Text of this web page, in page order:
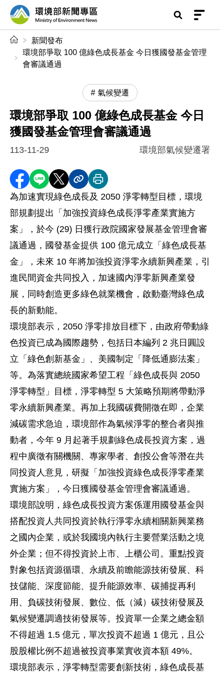
前往中央內容區塊
環境部新聞專區
新聞發布
環境部爭取 100 億綠色成長基金 今日獲國發基金管理
會審議通過
氣候變遷
環境部爭取 100 億綠色成長基金 今日
獲國發基金管理會審議通過
113-11-29 環境部氣候變遷署
分享至 Facebook
分享到 LINE
分享到 X分享內容連結
列印本頁
為加速實現綠色成長及 2050 淨零轉型目標，環境
部規劃提出「加強投資綠色成長淨零產業實施方
案」，於今 (29) 日獲行政院國家發展基金管理會審
議通過，國發基金提供 100 億元成立「綠色成長基
金」，未來 10 年將加強投資淨零永續新興產業，引
進民間資金共同投入，加速國內淨零新興產業發
展，同時創造更多綠色就業機會，啟動臺灣綠色成
長的新動能。
環境部表示，2050 淨零排放目標下，由政府帶動綠
色投資已成為國際趨勢，包括日本編列 2 兆日圓設
立「綠色創新基金」、美國制定「降低通膨法案」
等。為落實總統國家希望工程「綠色成長與 2050
淨零轉型」目標，淨零轉型 5 大策略預期將帶動淨
零永續新興產業。再加上我國碳費開徵在即，企業
減碳需求急迫，環境部作為氣候淨零的整合者與推
動者，今年 9 月起著手規劃綠色成長投資方案，過
程中廣徵有關機關、專家學者、創投公會等潛在共
同投資人意見，研擬「加強投資綠色成長淨零產業
實施方案」，今日獲國發基金管理會審議通過。
環境部說明，綠色成長投資方案係運用國發基金與
搭配投資人共同投資於執行淨零永續相關新興業務
之國內企業，或於我國境內執行主要營業活動之境
外企業；但不得投資於上市、上櫃公司。重點投資
對象包括資源循環、永續及前瞻能源技術發展、科
技儲能、深度節能、提升能源效率、碳捕捉再利
用、負碳技術發展、數位、低（減）碳技術發展及
氣候變遷調適技術發展等。投資單一企業之總金額
不得超過 1.5 億元，單次投資不超過 1 億元，且公
股股權比例不超過被投資事業實收資本額 49%。
環境部表示，淨零轉型需要創新技術，綠色成長基